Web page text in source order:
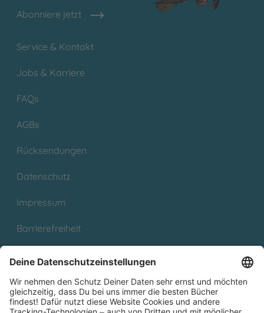
Abonniere jetzt
Service & Kontakt
Jobs & Karriere
FAQs
AGBs
Rücksendungen
Datenschutz
Impressum
Barrierefreiheit
Partnerprogramm (Affiliate)